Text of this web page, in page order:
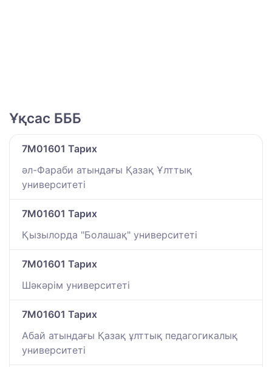
Ұқсас БББ
7M01601 Тарих
әл-Фараби атындағы Қазақ Ұлттық
университеті
7M01601 Тарих
Қызылорда "Болашақ" университеті
7M01601 Тарих
Шәкәрім университеті
7M01601 Тарих
Абай атындағы Қазақ ұлттық педагогикалық
университеті